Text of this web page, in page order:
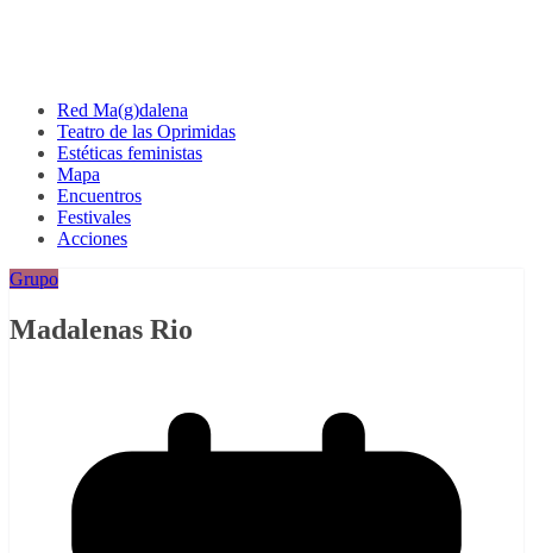
Red Ma(g)dalena
Teatro de las Oprimidas
Estéticas feministas
Mapa
Encuentros
Festivales
Acciones
Grupo
Madalenas Rio